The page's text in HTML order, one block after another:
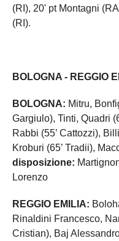
(RI), 20' pt Montagni
(RI).
BOLOGNA - REGGIO
BOLOGNA: Mitru,
Gargiulo), Tinti, Quadri
Rabbi (55’ Cattozzi),
Kroburi (65’ Tradii),
disposizione:
Lorenzo
REGGIO EMILIA:
Rinaldini Francesco,
Cristian), Baj